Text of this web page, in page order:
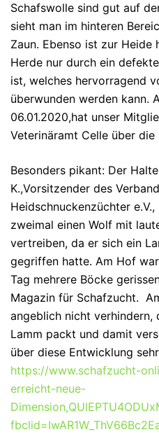
Schafswolle sind gut auf
sieht man im hinteren
Zaun. Ebenso ist zur Heide
Herde nur durch ein
ist, welches hervorragend
überwunden werden kann.
06.01.2020,hat unser
Veterinäramt Celle über
Besonders pikant: Der
K.,Vorsitzender des
Heidschnuckenzüchter
zweimal einen Wolf mit
vertreiben, da er sich ein
gegriffen hatte. Am Hof
Tag mehrere Böcke
Magazin für Schafzucht.
angeblich nicht verhindern,
Lamm packt und damit
über diese Entwicklung
https://www.schafzucht-
erreicht-neue-